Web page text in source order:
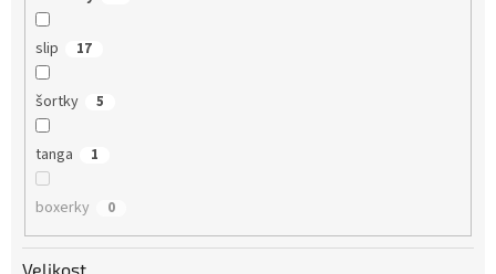
slip 17
šortky 5
tanga 1
boxerky 0
Velikost